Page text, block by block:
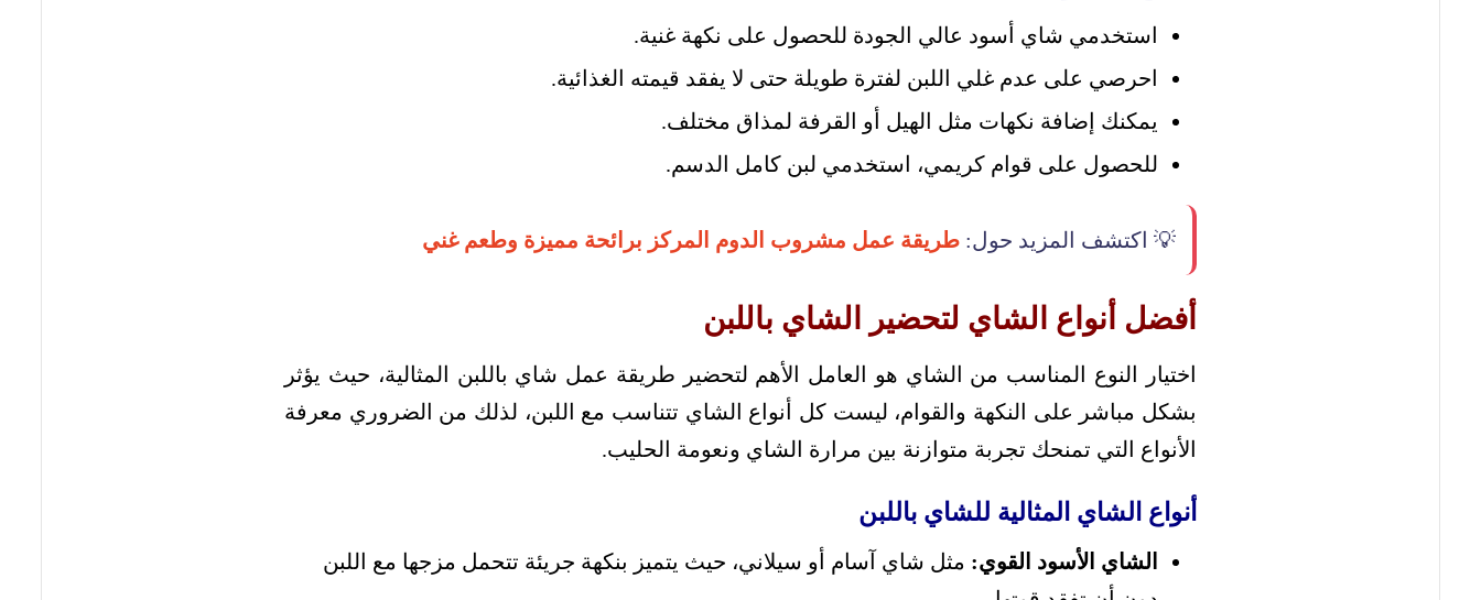
استخدمي شاي أسود عالي الجودة للحصول على نكهة غنية.
احرصي على عدم غلي اللبن لفترة طويلة حتى لا يفقد قيمته الغذائية.
يمكنك إضافة نكهات مثل الهيل أو القرفة لمذاق مختلف.
للحصول على قوام كريمي، استخدمي لبن كامل الدسم.
💡 اكتشف المزيد حول:طريقة عمل مشروب الدوم المركز برائحة مميزة وطعم غني
أفضل أنواع الشاي لتحضير الشاي باللبن
اختيار النوع المناسب من الشاي هو العامل الأهم لتحضير طريقة عمل شاي باللبن المثالية، حيث يؤثر
بشكل مباشر على النكهة والقوام، ليست كل أنواع الشاي تتناسب مع اللبن، لذلك من الضروري معرفة
الأنواع التي تمنحك تجربة متوازنة بين مرارة الشاي ونعومة الحليب.
أنواع الشاي المثالية للشاي باللبن
الشاي الأسود القوي: مثل شاي آسام أو سيلاني، حيث يتميز بنكهة جريئة تتحمل مزجها مع اللبن